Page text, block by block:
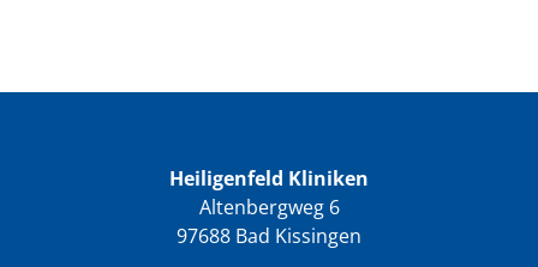
Heiligenfeld Kliniken
Altenbergweg 6
97688 Bad Kissingen